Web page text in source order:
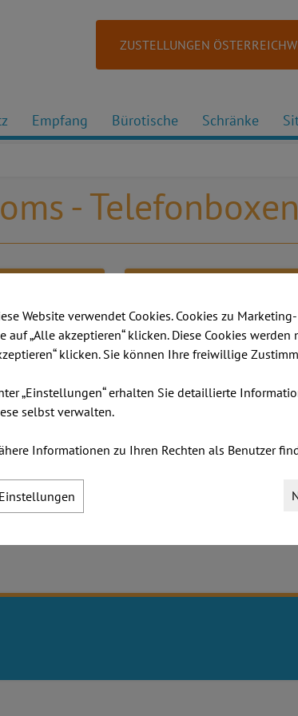
ZUSTELLUNGEN
Empfang Bürotische Schränke
- Telefonboxen
Website verwendet Cookies. Cookies zu
auf „Alle akzeptieren“ klicken. Diese Cookies
klicken. Sie können Ihre freiwillige
„Einstellungen“ erhalten Sie detaillierte
selbst verwalten.
Informationen zu Ihren Rechten als Benutzer
Einstellungen